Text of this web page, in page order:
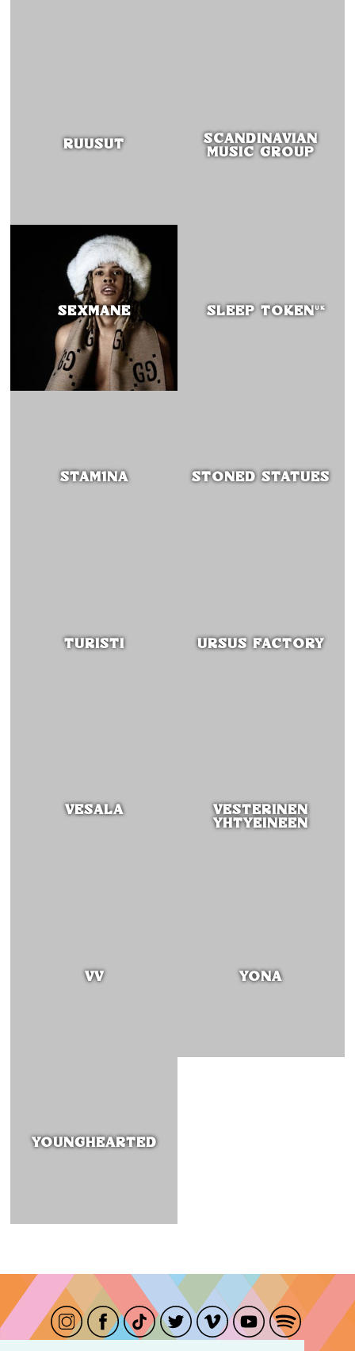
RUUSUT
SCANDINAVIAN
MUSIC GROUP
SEXMANE SLEEP TOKENUK
STAM1NA STONED STATUES
TURISTI URSUS FACTORY
VESALA
VESTERINEN
YHTYEINEEN
VV YONA
YOUNGHEARTED